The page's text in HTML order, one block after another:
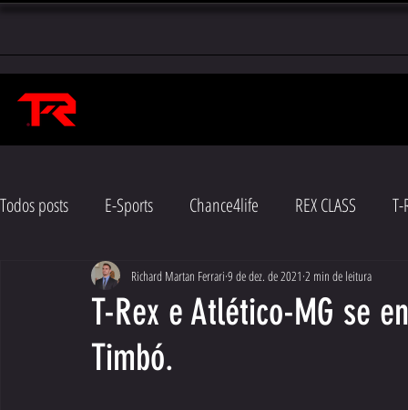
Todos posts E-Sports Chance4life REX CLASS
T-Rex e Atlético-MG se
Timbó.
Richard Martan Ferrari 9 de dez. de 2021 2 min de leitura